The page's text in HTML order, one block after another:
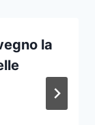
la